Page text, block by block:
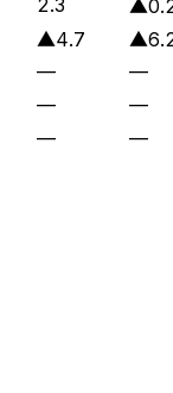
▲4.7
— —
— —
— —